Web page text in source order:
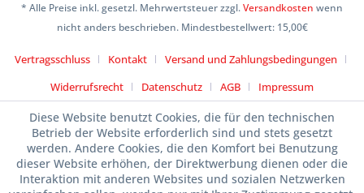
* Alle Preise inkl. gesetzl. Mehrwertsteuer zzgl.Versandkosten wenn
nicht anders beschrieben. Mindestbestellwert: 15,00€
Vertragsschluss Kontakt
Versand und Zahlungsbedingungen
Widerrufsrecht
Datenschutz AGB Impressum
Diese Website benutzt Cookies, die für den technischen
Betrieb der Website erforderlich sind und stets gesetzt
werden. Andere Cookies, die den Komfort bei Benutzung
dieser Website erhöhen, der Direktwerbung dienen oder die
Interaktion mit anderen Websites und sozialen Netzwerken